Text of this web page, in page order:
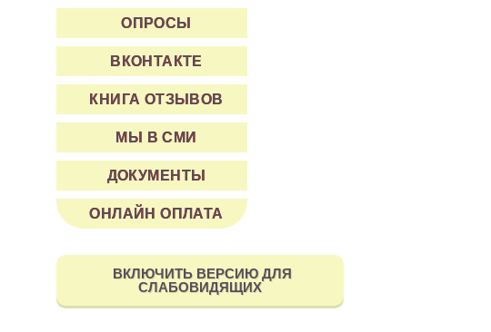
ОПРОСЫ
ВКОНТАКТЕ
КНИГА ОТЗЫВОВ
МЫ В СМИ
ДОКУМЕНТЫ
ОНЛАЙН ОПЛАТА
ВКЛЮЧИТЬ ВЕРСИЮ ДЛЯ
СЛАБОВИДЯЩИХ